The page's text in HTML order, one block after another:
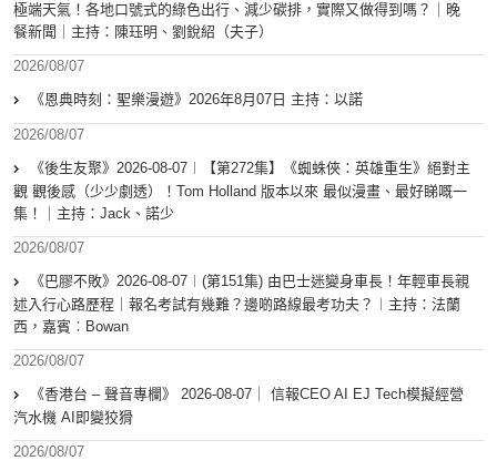
極端天氣！各地口號式的綠色出行、減少碳排，實際又做得到嗎？｜晚
餐新聞｜主持：陳珏明、劉銳紹（夫子）
2026/08/07
《恩典時刻：聖樂漫遊》2026年8月07日 主持：以諾
2026/08/07
《後生友聚》2026-08-07︱【第272集】《蜘蛛俠：英雄重生》絕對主
觀 觀後感（少少劇透）！Tom Holland 版本以來 最似漫畫、最好睇嘅一
集！｜主持：Jack、諾少
2026/08/07
《巴膠不敗》2026-08-07︱(第151集) 由巴士迷變身車長！年輕車長親
述入行心路歷程｜報名考試有幾難？邊啲路線最考功夫？︱主持：法蘭
西，嘉賓︰Bowan
2026/08/07
《香港台 – 聲音專欄》 2026-08-07｜ 信報CEO AI EJ Tech模擬經營
汽水機 AI即變狡猾
2026/08/07